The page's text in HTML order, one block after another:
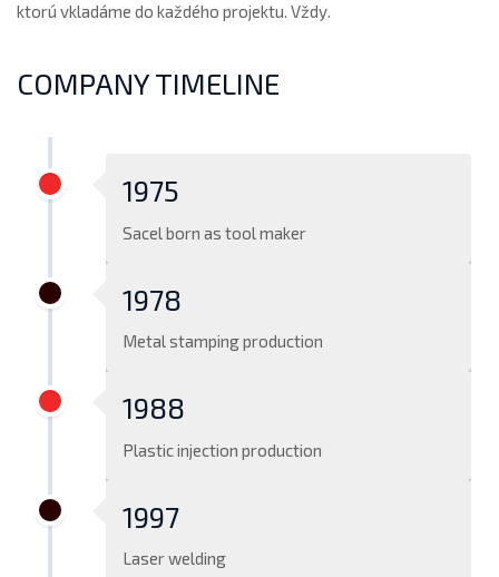
ktorú vkladáme do každého projektu. Vždy.
COMPANY TIMELINE
1975
Sacel born as tool maker
1978
Metal stamping production
1988
Plastic injection production
1997
Laser welding